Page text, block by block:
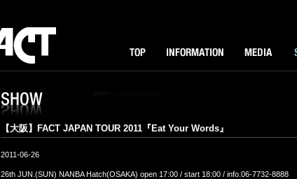
TOP INFORMATOIN MEDIA SHOW
SHOW
【大阪】FACT JAPAN TOUR 2011『Eat Your Words』
2011-06-26
26th JUN.(SUN) NANBA Hatch(OSAKA) open 17:00 / start 18:00 / info.06-7732-8888